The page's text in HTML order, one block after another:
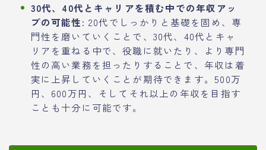
30代、40代とキャリアを積む中での年収アッ
プの可能性: 20代でしっかりと基礎を固め、専
門性を磨いていくことで、30代、40代とキャ
リアを重ねる中で、役職に就いたり、より専門
性の高い業務を担ったりすることで、年収は着
実に上昇していくことが期待できます。500万
円、600万円、そしてそれ以上の年収を目指す
ことも十分に可能です。